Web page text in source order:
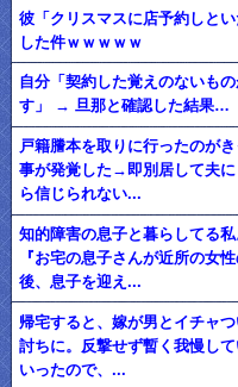
彼「クリスマスに店予約しと
した件ｗｗｗｗｗ
自分「契約した覚えのないも
す」 → 旦那と確認した結果…
戸籍謄本を取りに行ったのが
事が発覚した→即別居して夫
ら信じられない...
知的障害の息子と暮らしてる
『お宅の息子さんが近所の女
後、息子を迎え...
帰宅すると、嫁が男とイチャ
討ちに。反撃せず暫く我慢し
いったので、...